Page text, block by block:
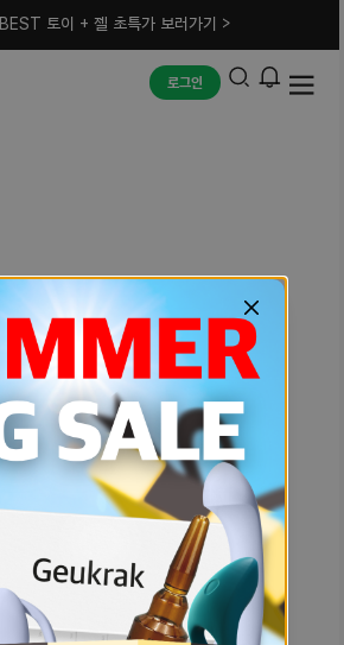
BEST 토이 + 젤 초특가 보러가기 >
로그인
예상치 못한 에러입니다.